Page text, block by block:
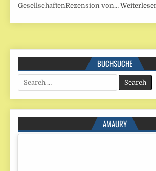
GesellschaftenRezension von…
BUCHSUCHE
Search
for:
AMAURY